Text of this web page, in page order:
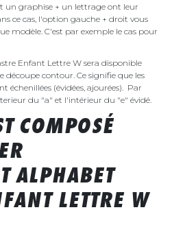
un graphise + un lettrage ont leur
ce cas, l'option gauche + droit vous
modèle. C'est par exemple le cas pour
Enfant Lettre W sera disponible
contour. Ce signifie que les
échenillées (évidées, ajourées). Par
du "a" et l'intérieur du "e" évidé.
COMPOSÉ
ALPHABET
LETTRE W